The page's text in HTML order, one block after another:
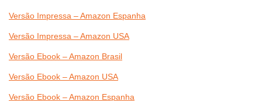
Versão Impressa – Amazon Espanha
Versão Impressa – Amazon USA
Versão Ebook – Amazon Brasil
Versão Ebook – Amazon USA
Versão Ebook – Amazon Espanha